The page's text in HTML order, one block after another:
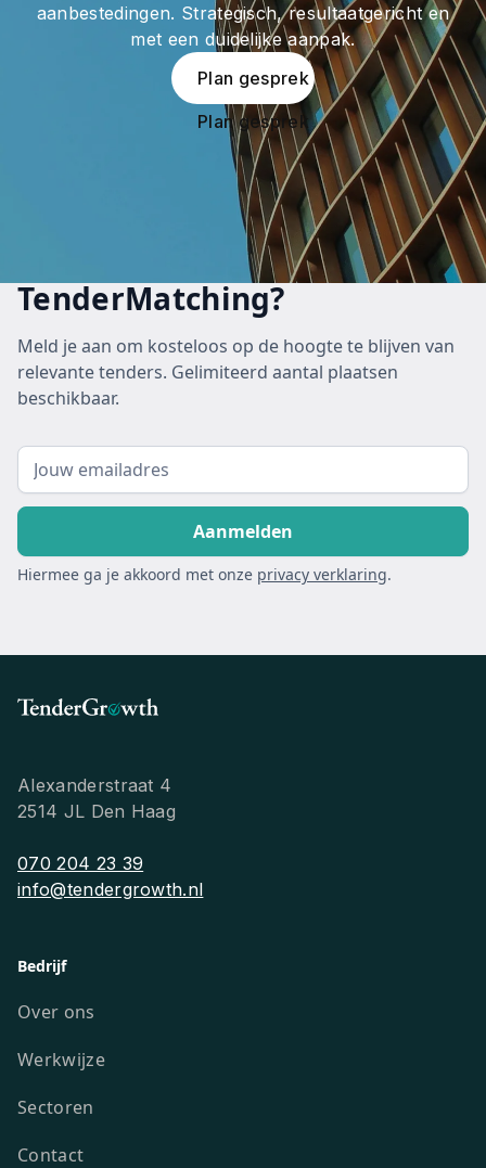
aanbestedingen. Strategisch, resultaatgericht en
met een duidelijke aanpak.
Plan gesprek
Plan gesprek
TenderMatching?
Meld je aan om kosteloos op de hoogte te blijven van
relevante tenders. Gelimiteerd aantal plaatsen
beschikbaar.
Hiermee ga je akkoord met onze privacy verklaring.
Alexanderstraat 4
2514 JL Den Haag
070 204 23 39
info@tendergrowth.nl
Bedrijf
Over ons
Werkwijze
Sectoren
Contact